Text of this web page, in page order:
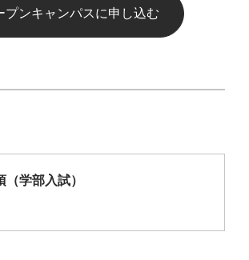
プンキャンパスに申し込む
（学部入試）